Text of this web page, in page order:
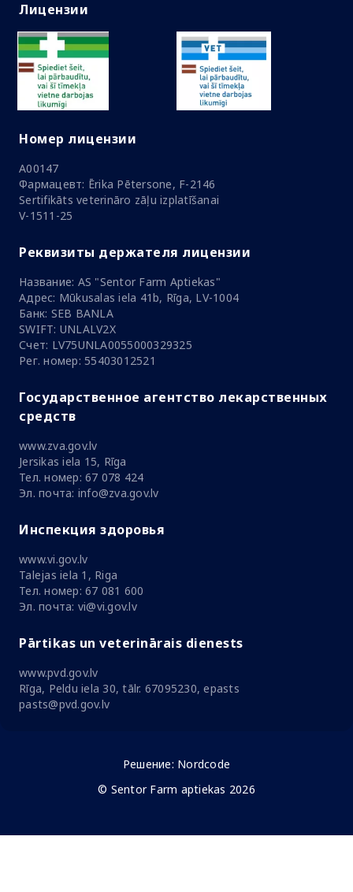
Лицензии
Номер лицензии
A00147
Фармацевт: Ērika Pētersone, F-2146
Sertifikāts veterināro zāļu izplatīšanai
V-1511-25
Реквизиты держателя лицензии
Название: AS "Sentor Farm Aptiekas"
Адрес: Mūkusalas iela 41b, Rīga, LV-1004
Банк: SEB BANLA
SWIFT: UNLALV2X
Счет: LV75UNLA0055000329325
Рег. номер: 55403012521
Государственное агентство лекарственных
средств
www.zva.gov.lv
Jersikas iela 15, Rīga
Тел. номер: 67 078 424
Эл. почта: info@zva.gov.lv
Инспекция здоровья
www.vi.gov.lv
Talejas iela 1, Riga
Тел. номер: 67 081 600
Эл. почта: vi@vi.gov.lv
Pārtikas un veterinārais dienests
www.pvd.gov.lv
Rīga, Peldu iela 30, tālr. 67095230, epasts
pasts@pvd.gov.lv
Решение: Nordcode
© Sentor Farm aptiekas 2026